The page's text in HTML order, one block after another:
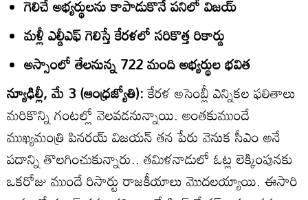
గెలిచే అభ్యర్థులను కాపాడుకొనే పనిలో విజయ్‌
మళ్లీ ఎల్డీఎఫ్‌ గెలిస్తే కేరళలో సరికొత్త రికార్డు
అస్సాంలో తేలనున్న 722 మంది అభ్యర్థుల భవిత
న్యూఢిల్లీ, మే 3 (ఆంధ్రజ్యోతి):కేరళ అసెంబ్లీ ఎన్నికల ఫలితాలు
మరికొన్ని గంటల్లో వెలవడనున్నాయి. అంతకుముందే
ముఖ్యమంత్రి పినరయ్‌ విజయన్‌ తన పేరు వెనుక సీఎం అనే
పదాన్ని తొలగించుకున్నారు.. తమిళనాడులో ఓట్ల లెక్కింపునకు
ఒకరోజు ముందే రిసార్టు రాజకీయాలు మొదలయ్యాయి. ఈసారి